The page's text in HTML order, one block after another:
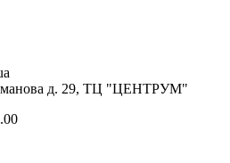
д. 29, ТЦ "ЦЕНТРУМ"